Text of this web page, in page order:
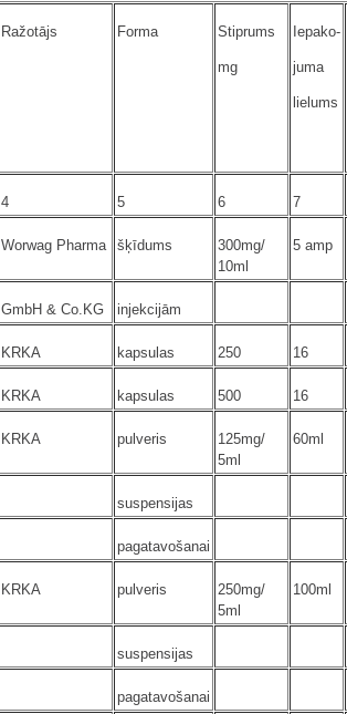
Ražotājs Forma Stiprums
mg
Iepako-
juma
lielums
4 5 6 7
Worwag Pharma šķīdums
300mg/
10ml
5 amp
GmbH & Co.KG injekcijām
KRKA kapsulas 250 16
KRKA kapsulas 500 16
KRKA pulveris
125mg/
5ml
60ml
suspensijas
pagatavošanai
KRKA pulveris
250mg/
5ml
100ml
suspensijas
pagatavošanai